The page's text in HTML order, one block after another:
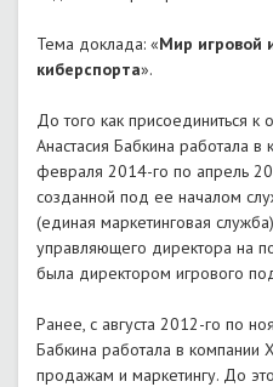
Тема доклада: «Мир игровой
киберспорта».
До того как присоединиться к
Анастасия Бабкина работала
февраля 2014-го по апрель
созданной под ее началом
(единая маркетинговая
управляющего директора на
была директором игрового
Ранее, с августа 2012-го по
Бабкина работала в компании
продажам и маркетингу. До